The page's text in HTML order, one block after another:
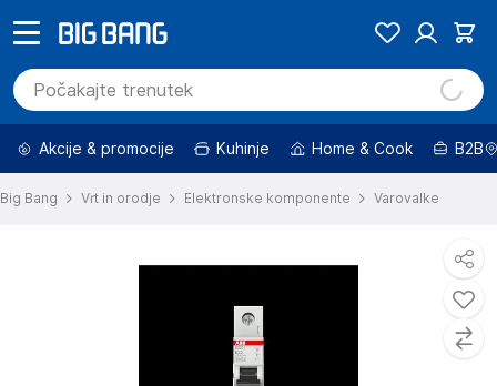
Akcije & promocije Kuhinje Home & Cook B2B
Big Bang Vrt in orodje Elektronske komponente Varovalke